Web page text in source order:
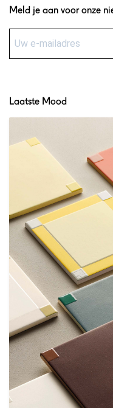
Meld je aan voor onze
Laatste Mood